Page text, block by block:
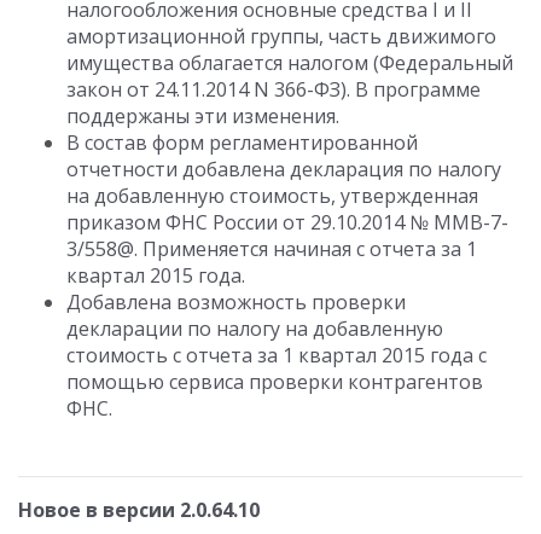
налогообложения основные средства I и II
амортизационной группы, часть движимого
имущества облагается налогом (Федеральный
закон от 24.11.2014 N 366-ФЗ). В программе
поддержаны эти изменения.
В состав форм регламентированной
отчетности добавлена декларация по налогу
на добавленную стоимость, утвержденная
приказом ФНС России от 29.10.2014 № ММВ-7-
3/558@. Применяется начиная с отчета за 1
квартал 2015 года.
Добавлена возможность проверки
декларации по налогу на добавленную
стоимость с отчета за 1 квартал 2015 года с
помощью сервиса проверки контрагентов
ФНС.
Новое в версии 2.0.64.10